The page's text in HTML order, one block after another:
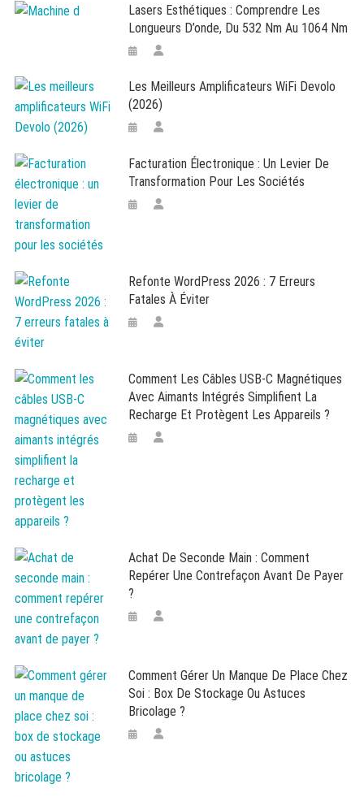
Lasers Esthétiques : Comprendre Les
Longueurs D’onde, Du 532 Nm Au 1064 Nm
Les Meilleurs Amplificateurs WiFi Devolo
(2026)
Facturation Électronique : Un Levier De
Transformation Pour Les Sociétés
Refonte WordPress 2026 : 7 Erreurs
Fatales À Éviter
Comment Les Câbles USB-C Magnétiques
Avec Aimants Intégrés Simplifient La
Recharge Et Protègent Les Appareils ?
Achat De Seconde Main : Comment
Repérer Une Contrefaçon Avant De Payer
?
Comment Gérer Un Manque De Place Chez
Soi : Box De Stockage Ou Astuces
Bricolage ?